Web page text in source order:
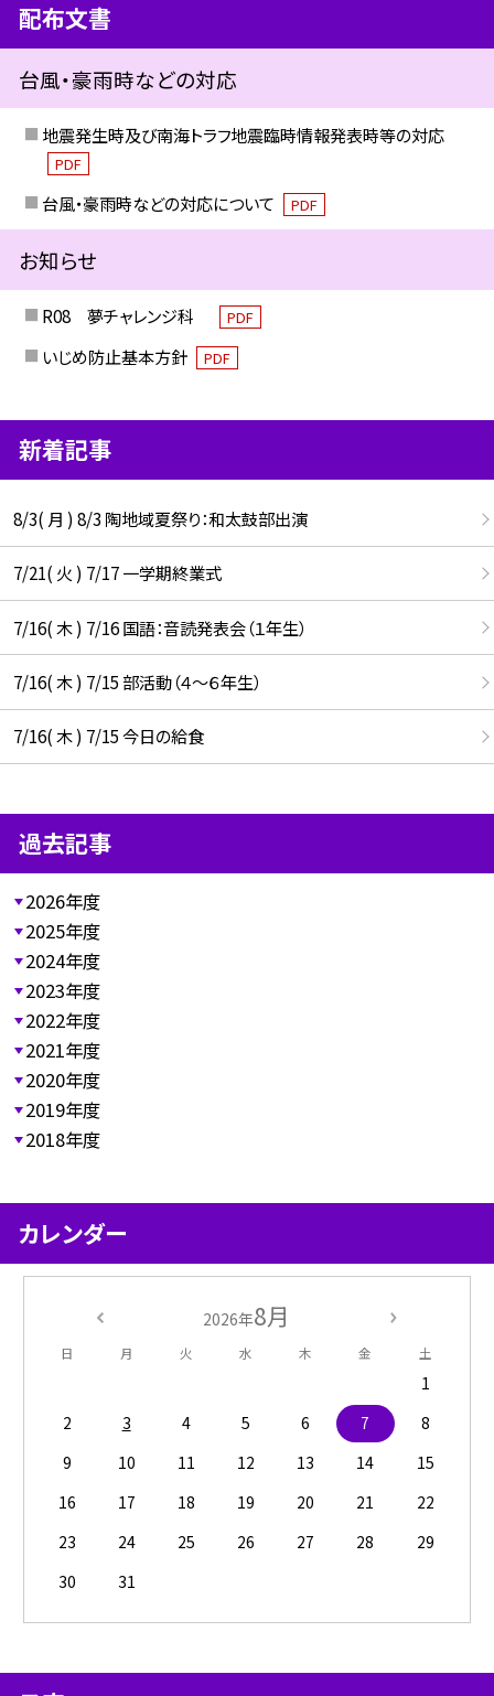
配布文書
台風・豪雨時などの対応
地震発生時及び南海トラフ地震臨時情報発表時等の対応
PDF
台風・豪雨時などの対応について PDF
お知らせ
R08 夢チャレンジ科 PDF
いじめ防止基本方針 PDF
新着記事
8/3( 月 ) 8/3 陶地域夏祭り：和太鼓部出演
7/21( 火 ) 7/17 一学期終業式
7/16( 木 ) 7/16 国語：音読発表会（１年生）
7/16( 木 ) 7/15 部活動（４～６年生）
7/16( 木 ) 7/15 今日の給食
過去記事
2026年度
2025年度
2024年度
2023年度
2022年度
2021年度
2020年度
2019年度
2018年度
カレンダー
2026年8月
日 月 火 水 木 金 土
1
2
3 4 5 6 7
8
9
10 11 12 13 14
15
16
17 18 19 20 21
22
23
24 25 26 27 28
29
30
31